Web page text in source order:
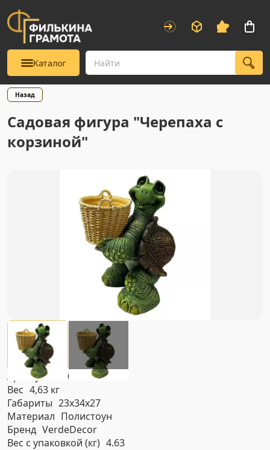
Каталог
Назад
Садовая фигура "Черепаха с
корзиной"
Артикул
#SF00054
Вес 4,63 кг
Габариты 23х34х27
Материал Полистоун
Бренд VerdeDecor
Вес с упаковкой (кг) 4.63